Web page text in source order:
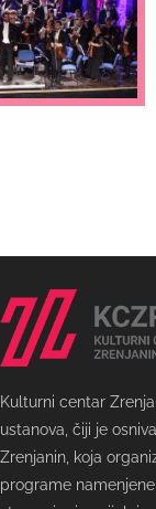
Kulturni centar
ustanova, čiji je
Zrenjanin, koja
programe